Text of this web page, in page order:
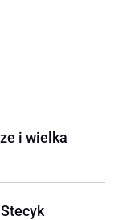
i wielka